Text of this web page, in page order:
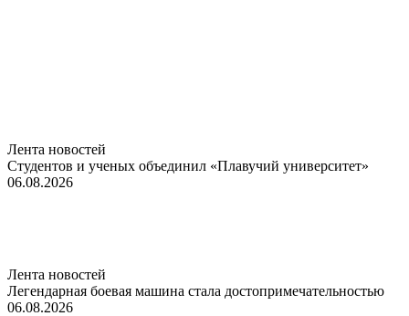
Лента новостей
Студентов и ученых объединил «Плавучий университет»
06.08.2026
Лента новостей
Легендарная боевая машина стала достопримечательностью
06.08.2026